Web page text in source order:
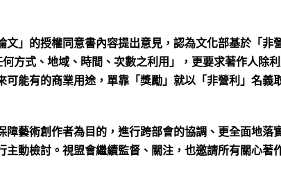
」的授權同意書內容提出意見，認為文化部基於「非
方式、地域、時間、次數之利用」，更要求著作人除
能有的商業用途，單靠「獎勵」就以「非營利」名義
藝術創作者為目的，進行跨部會的協調、更全面地落
動檢討。視盟會繼續監督、關注，也邀請所有關心著